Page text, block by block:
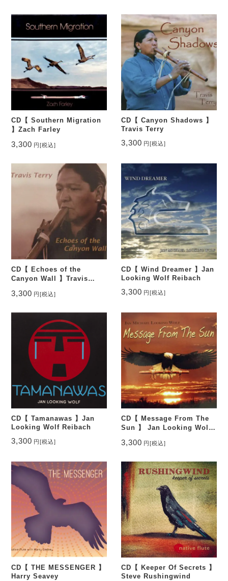
CD【 Southern Migration
】Zach Farley
3,300 円[税込]
CD【 Canyon Shadows 】
Travis Terry
3,300 円[税込]
CD【 Echoes of the
Canyon Wall 】Travis
3,300 円[税込]
CD【 Wind Dreamer 】Jan
Looking Wolf Reibach
3,300 円[税込]
CD【 Tamanawas 】Jan
Looking Wolf Reibach
3,300 円 [税込]
CD【 Message From The
Sun 】 Jan Looking Wolf
3,300 円 [税込]
CD【 THE MESSENGER 】
Harry Seavey
CD【 Keeper Of Secrets 】
Steve Rushingwind